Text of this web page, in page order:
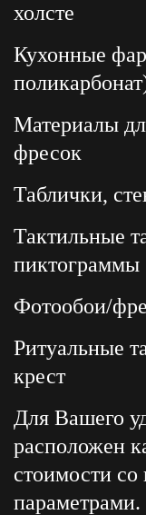
холсте
Кухонные
Материалы
фресок
Таблички,
Тактильные
Фотообои/
Ритуальные
крест
Для Вашего
расположен
стоимости
параметрами.